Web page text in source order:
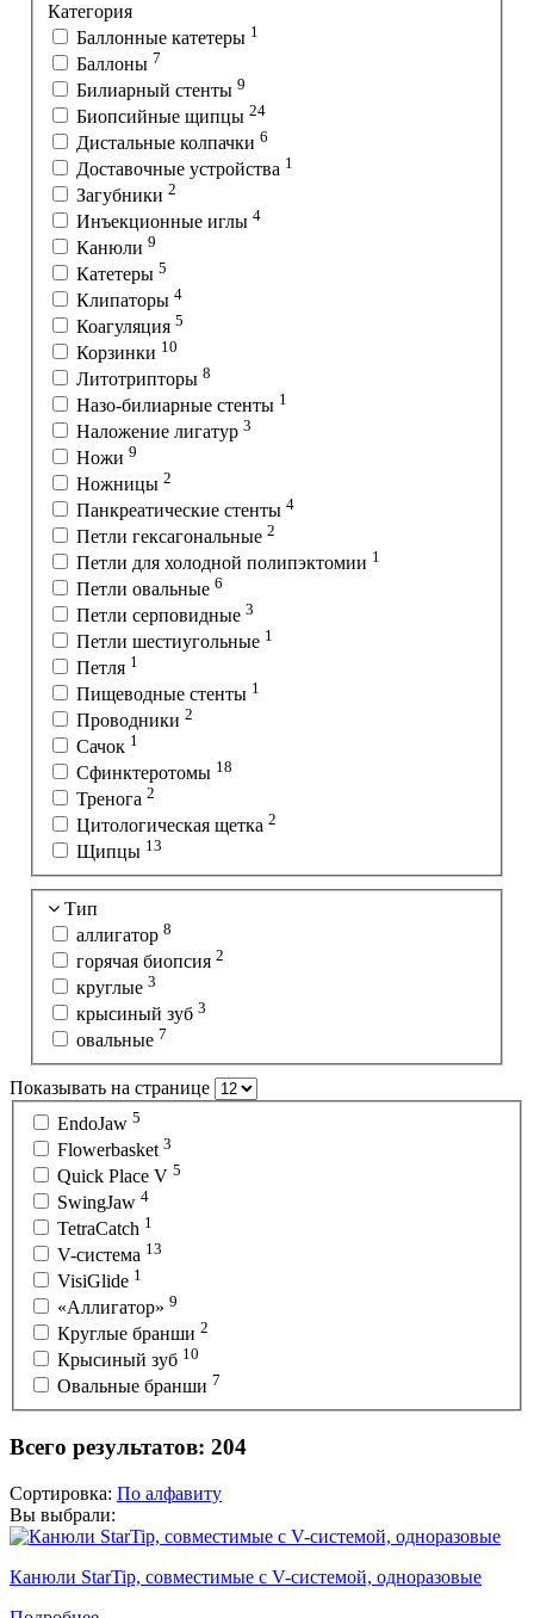
Категория
Баллонные катетеры 1
Баллоны 7
Билиарный стенты 9
Биопсийные щипцы 24
Дистальные колпачки 6
Доставочные устройства 1
Загубники 2
Инъекционные иглы 4
Канюли 9
Катетеры 5
Клипаторы 4
Коагуляция 5
Корзинки 10
Литотрипторы 8
Назо-билиарные стенты 1
Наложение лигатур 3
Ножи 9
Ножницы 2
Панкреатические стенты 4
Петли гексагональные 2
Петли для холодной полипэктомии 1
Петли овальные 6
Петли серповидные 3
Петли шестиугольные 1
Петля 1
Пищеводные стенты 1
Проводники 2
Сачок 1
Сфинктеротомы 18
Тренога 2
Цитологическая щетка 2
Щипцы 13
Тип
аллигатор 8
горячая биопсия 2
круглые 3
крысиный зуб 3
овальные 7
Показывать на странице
Модель
EndoJaw 5
Flowerbasket 3
Quick Place V 5
SwingJaw 4
TetraCatch 1
V-система 13
VisiGlide 1
«Аллигатор» 9
Круглые бранши 2
Крысиный зуб 10
Овальные бранши 7
Всего результатов: 204
Сортировка: По алфавиту
Вы выбрали:
Канюли StarTip, совместимые с V-системой, одноразовые